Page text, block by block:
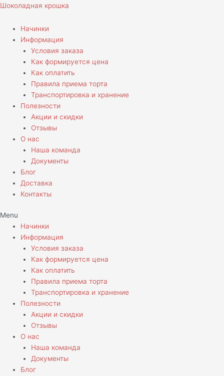
Перейти
содержимому
Шоколадная крошка
Начинки
Информация
Условия заказа
Как формируется цена
Как оплатить
Правила приема торта
Транспортировка и хранение
Полезности
Акции и скидки
Отзывы
О нас
Наша команда
Документы
Блог
Доставка
Контакты
Menu
Начинки
Информация
Условия заказа
Как формируется цена
Как оплатить
Правила приема торта
Транспортировка и хранение
Полезности
Акции и скидки
Отзывы
О нас
Наша команда
Документы
Блог
Количество
Торт
для
пловца